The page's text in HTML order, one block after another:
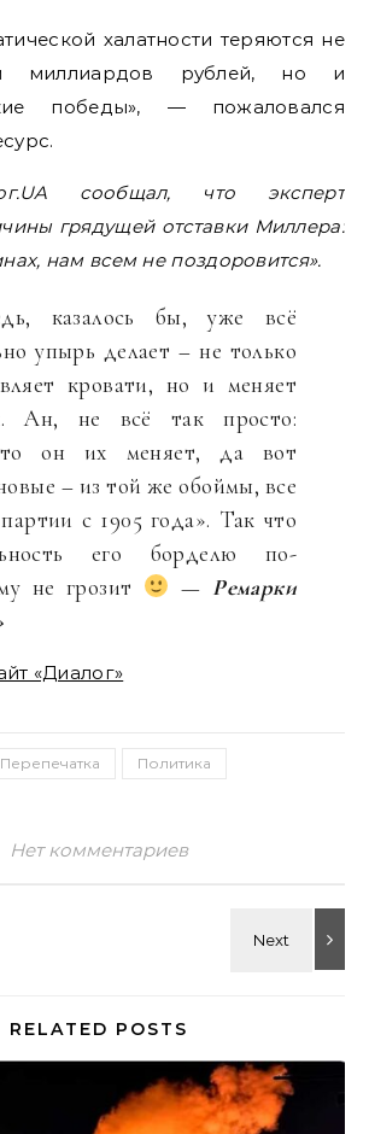
халатности теряются не
миллиардов рублей, но и
победы», — пожаловался
сообщал, что эксперт
грядущей отставки Миллера:
нам всем не поздоровится».
казалось бы, уже всё
упырь делает – не только
кровати, но и меняет
Ан, не всё так просто:
то он их меняет, да вот
– из той же обоймы, все
с 1905 года». Так что
его борделю по-
не грозит
— Ремарки
«Диалог»
Перепечатка
Политика
Нет комментариев
RELATED POSTS